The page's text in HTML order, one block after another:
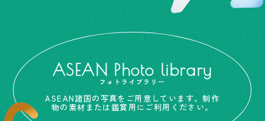
ASEAN Photo library
フォトライブラリー
ASEAN諸国の写真をご用意しています。制作
物の素材または鑑賞用にご利用ください。